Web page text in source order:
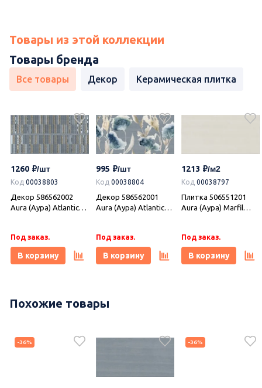
Товары из этой коллекции
Товары бренда
Все товары Декор Керамическая плитка
1260
Код 00038803
Декор 586562002
Aura (Аура) Atlantic
Под заказ.
В корзину
995
Код 00038804
Декор 586562001
Aura (Аура) Atlantic
Под заказ.
В корзину
1213
Код 00038797
Плитка 506551201
Aura (Аура) Marfil
Под заказ.
В корзину
Код УТ-00020824 Код УТ-00021755
Похожие товары
-36% -36%